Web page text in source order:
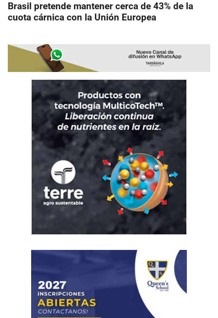
Brasil pretende mantener cerca de 43% de la
cuota cárnica con la Unión Europea